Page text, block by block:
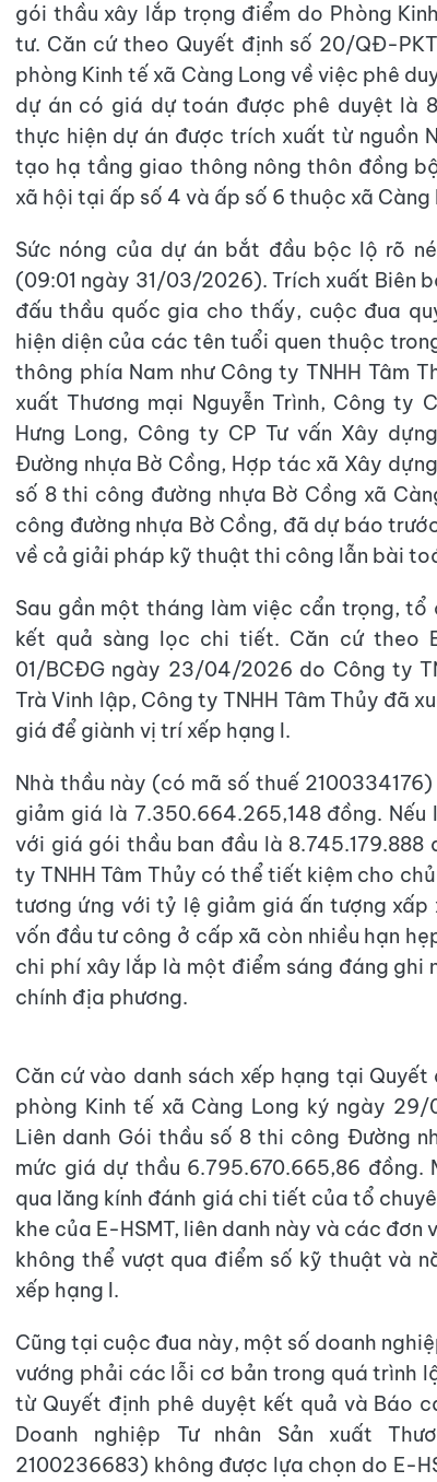
gói thầu xây lắp trọng điểm do Phòng
tư. Căn cứ theo Quyết định số 20/QĐ-
phòng Kinh tế xã Càng Long về việc phê
dự án có giá dự toán được phê duyệt là
thực hiện dự án được trích xuất từ nguồn
tạo hạ tầng giao thông nông thôn đồng
xã hội tại ấp số 4 và ấp số 6 thuộc xã Càng
Sức nóng của dự án bắt đầu bộc lộ rõ
(09:01 ngày 31/03/2026). Trích xuất Biên
đấu thầu quốc gia cho thấy, cuộc đua
hiện diện của các tên tuổi quen thuộc
thông phía Nam như Công ty TNHH Tâm
xuất Thương mại Nguyễn Trình, Công ty
Hưng Long, Công ty CP Tư vấn Xây
Đường nhựa Bờ Cồng, Hợp tác xã Xây
số 8 thi công đường nhựa Bờ Cồng xã
công đường nhựa Bờ Cồng, đã dự báo
về cả giải pháp kỹ thuật thi công lẫn bài
Sau gần một tháng làm việc cẩn trọng,
kết quả sàng lọc chi tiết. Căn cứ theo
01/BCĐG ngày 23/04/2026 do Công ty
Trà Vinh lập, Công ty TNHH Tâm Thủy đã
giá để giành vị trí xếp hạng I.
Nhà thầu này (có mã số thuế
giảm giá là 7.350.664.265,148 đồng.
với giá gói thầu ban đầu là 8.745.179.888
ty TNHH Tâm Thủy có thể tiết kiệm cho
tương ứng với tỷ lệ giảm giá ấn tượng xấp
vốn đầu tư công ở cấp xã còn nhiều hạn
chi phí xây lắp là một điểm sáng đáng ghi
chính địa phương.
Căn cứ vào danh sách xếp hạng tại
phòng Kinh tế xã Càng Long ký ngày
Liên danh Gói thầu số 8 thi công Đường
mức giá dự thầu 6.795.670.665,86
qua lăng kính đánh giá chi tiết của tổ
khe của E-HSMT, liên danh này và các đơn
không thể vượt qua điểm số kỹ thuật và
xếp hạng I.
Cũng tại cuộc đua này, một số doanh
vướng phải các lỗi cơ bản trong quá trình
từ Quyết định phê duyệt kết quả và Báo
Doanh nghiệp Tư nhân Sản xuất
2100236683) không được lựa chọn do E-